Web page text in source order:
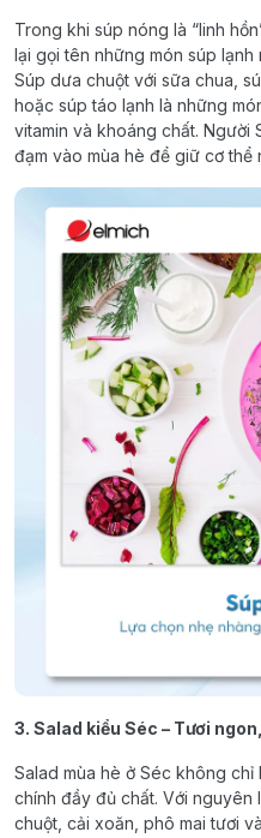
Trong khi súp nóng là “linh
lại gọi tên những món súp lạnh
Súp dưa chuột với sữa chua,
hoặc súp táo lạnh là những
vitamin và khoáng chất. Người
đạm vào mùa hè để giữ cơ thể
3. Salad kiểu Séc – Tươi
Salad mùa hè ở Séc không
chính đầy đủ chất. Với nguyên
chuột, cải xoăn, phô mai tươi